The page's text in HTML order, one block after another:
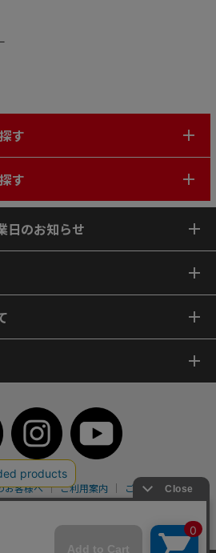
す
す
日のお知らせ
お客様へ ご利用案内
ご利用規約
特定商取引法
会社案内